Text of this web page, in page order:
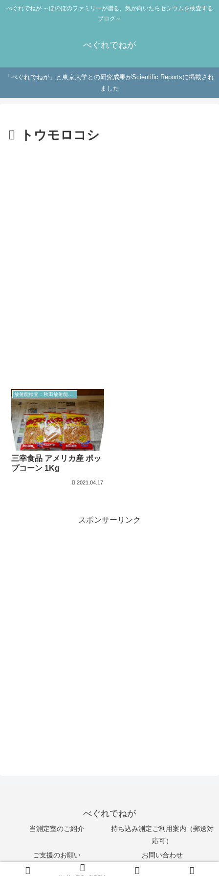
べぐれでねが ～ほのぼのファミリーが贈る、気が向いたらセシウムを検査する
ブログ～
べぐれでねが
「べぐれでねが」と東京大学との研究成果がScientific Reportsに掲載され
ました
トウモロコシ
三幸食品 アメリカ産 ポッ
プコーン 1Kg
2021.04.17
スポンサーリンク
べぐれでねが
当測定室のご紹介
持ち込み測定ご利用案内（郵送対
応可）
ご支援のお願い
お問い合わせ
© 2014 べぐれでねが.